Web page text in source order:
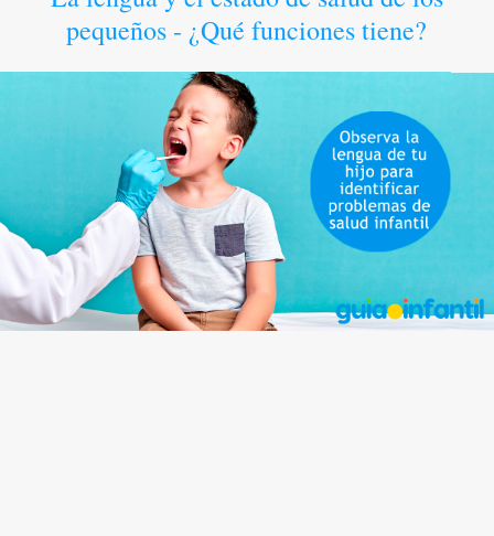
pequeños - ¿Qué funciones tiene?